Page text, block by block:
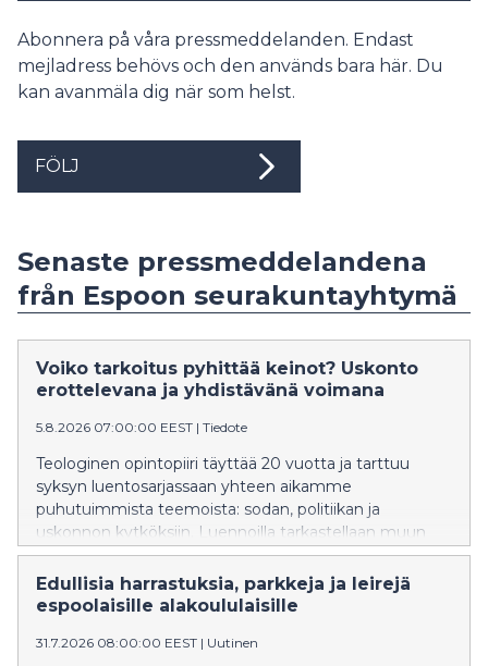
Abonnera på våra pressmeddelanden. Endast
mejladress behövs och den används bara här. Du
kan avanmäla dig när som helst.
FÖLJ
Senaste pressmeddelandena
från Espoon seurakuntayhtymä
Voiko tarkoitus pyhittää keinot? Uskonto
erottelevana ja yhdistävänä voimana
5.8.2026 07:00:00 EEST | Tiedote
Teologinen opintopiiri täyttää 20 vuotta ja tarttuu
syksyn luentosarjassaan yhteen aikamme
puhutuimmista teemoista: sodan, politiikan ja
uskonnon kytköksiin. Luennoilla tarkastellaan muun
muassa rauhanrakentamista Suomessa, Venäjän
"pyhää sotaa" Ukrainassa sekä uskonnon ja vallan
suhdetta historian eri vaiheissa.
Edullisia harrastuksia, parkkeja ja leirejä
espoolaisille alakoululaisille
31.7.2026 08:00:00 EEST | Uutinen